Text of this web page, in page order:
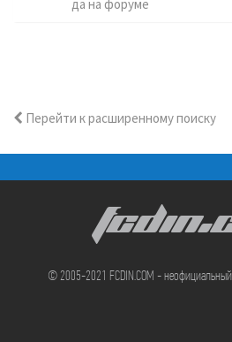
да на форуме
Перейти к расширенному поиску
© 2005-2021 FCDIN.COM -